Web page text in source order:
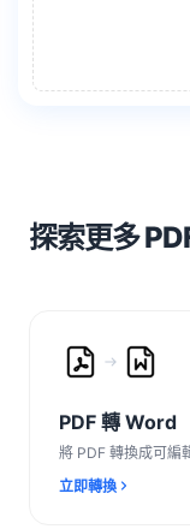
探索更多
PDF 轉 Word
將 PDF 轉換成可編
立即轉換